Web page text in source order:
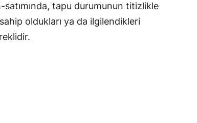
tapu durumunun titizlikle
oldukları ya da ilgilendikleri